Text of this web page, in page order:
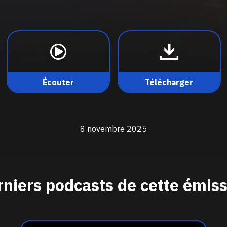
Écouter Télécharger
8 novembre 2025
podcasts de cette